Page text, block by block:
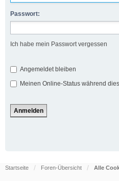
Passwort:
Ich habe mein Passwort vergessen
Angemeldet bleiben
Meinen Online-Status während
Startseite Foren-Übersicht Alle